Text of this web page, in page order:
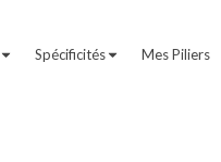
Spécificités Mes Piliers